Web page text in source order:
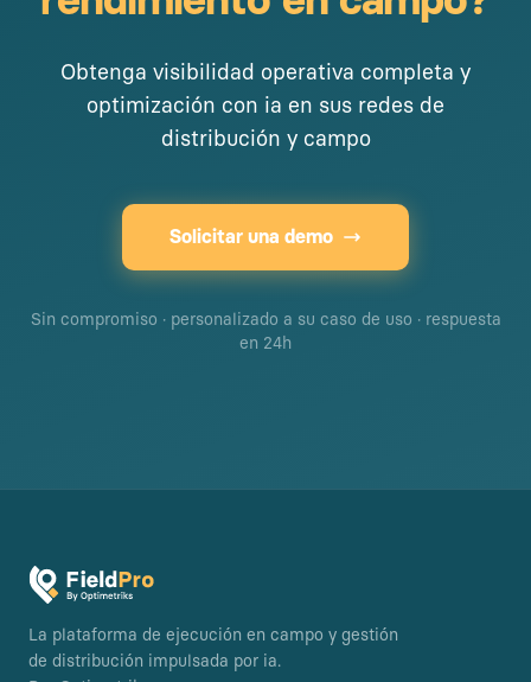
Obtenga visibilidad operativa completa y
optimización con ia en sus redes de
distribución y campo
Solicitar una demo
Sin compromiso · personalizado a su caso de uso · respuesta
en 24h
La plataforma de ejecución en campo y gestión
de distribución impulsada por ia.